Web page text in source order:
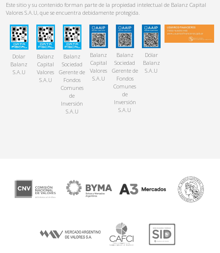
Este sitio y su contenido forman parte de la propiedad intelectual de Balanz Capital
Valores S.A.U, que se encuentra debidamente protegida.
Dolar
Balanz
S.A.U
Balanz
Capital
Valores
S.A.U
Balanz
Sociedad
Gerente de
Fondos
Comunes
de
Inversión
S.A.U
Balanz
Capital
Valores
S.A.U
Balanz
Sociedad
Gerente de
Fondos
Comunes
de
Inversión
S.A.U
Dólar
Balanz
S.A.U